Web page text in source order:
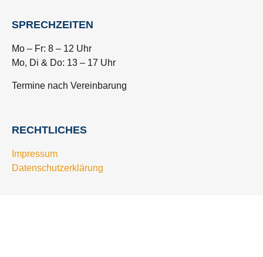
SPRECHZEITEN
Mo – Fr: 8 – 12 Uhr
Mo, Di & Do: 13 – 17 Uhr
Termine nach Vereinbarung
RECHTLICHES
Impressum
Datenschutzerklärung